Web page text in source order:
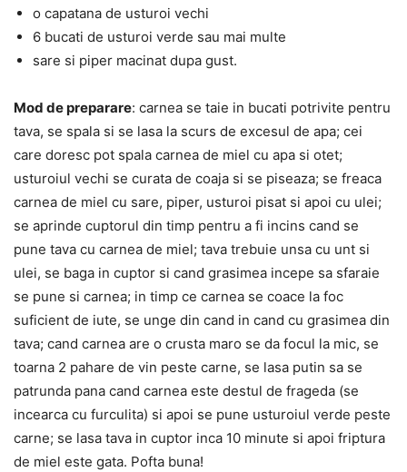
o capatana de usturoi vechi
6 bucati de usturoi verde sau mai multe
sare si piper macinat dupa gust.
Mod de preparare: carnea se taie in bucati potrivite pentru
tava, se spala si se lasa la scurs de excesul de apa; cei
care doresc pot spala carnea de miel cu apa si otet;
usturoiul vechi se curata de coaja si se piseaza; se freaca
carnea de miel cu sare, piper, usturoi pisat si apoi cu ulei;
se aprinde cuptorul din timp pentru a fi incins cand se
pune tava cu carnea de miel; tava trebuie unsa cu unt si
ulei, se baga in cuptor si cand grasimea incepe sa sfaraie
se pune si carnea; in timp ce carnea se coace la foc
suficient de iute, se unge din cand in cand cu grasimea din
tava; cand carnea are o crusta maro se da focul la mic, se
toarna 2 pahare de vin peste carne, se lasa putin sa se
patrunda pana cand carnea este destul de frageda (se
incearca cu furculita) si apoi se pune usturoiul verde peste
carne; se lasa tava in cuptor inca 10 minute si apoi friptura
de miel este gata. Pofta buna!